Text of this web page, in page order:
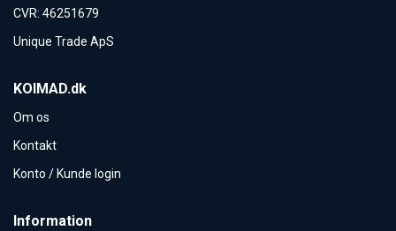
CVR: 46251679
Unique Trade ApS
KOIMAD.dk
Om os
Kontakt
Konto / Kunde login
Information